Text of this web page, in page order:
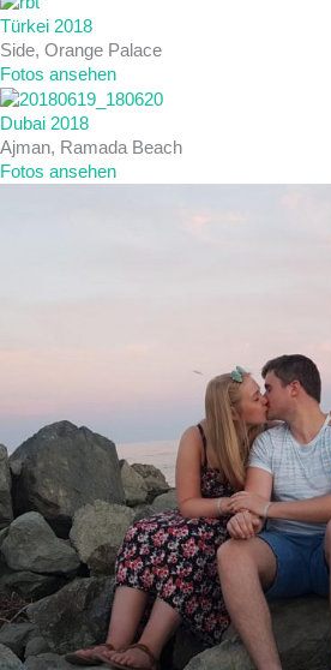
Türkei 2018
Side, Orange Palace
Fotos ansehen
Dubai 2018
Ajman, Ramada Beach
Fotos ansehen